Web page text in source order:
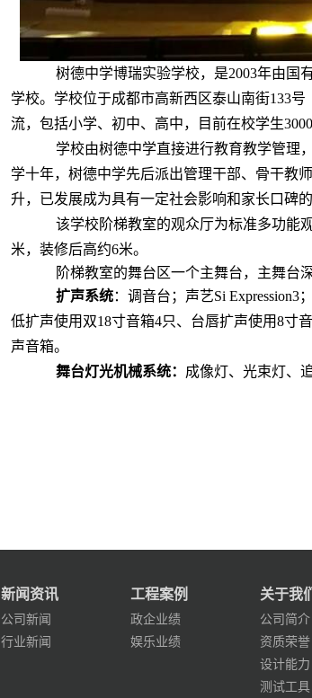
树德中学博瑞实验学校，是2003年由国
学校。学校位于成都市高新西区泰山南街133
流，包括小学、初中、高中，目前在校学生3000
学校由树德中学直接进行教育教学管理
学十年，树德中学先后派出管理干部、骨干教
升，已发展成为具有一定社会影响和家长口碑的
该学校阶梯教室的观众厅为标准多功能
米，装修后高约6米。
阶梯教室的舞台区一个主舞台，主舞台
扩声系统：调音台；声艺Si
低扩声使用双18寸音箱4只、台唇扩声使用8寸
声音箱。
舞台灯光机械系统： 成像灯、光束灯、
新闻资讯
公司新闻
行业新闻
工程案例
政企业绩
娱乐业绩
关于我们
公司简介
资质荣誉
设计能力
测试工具